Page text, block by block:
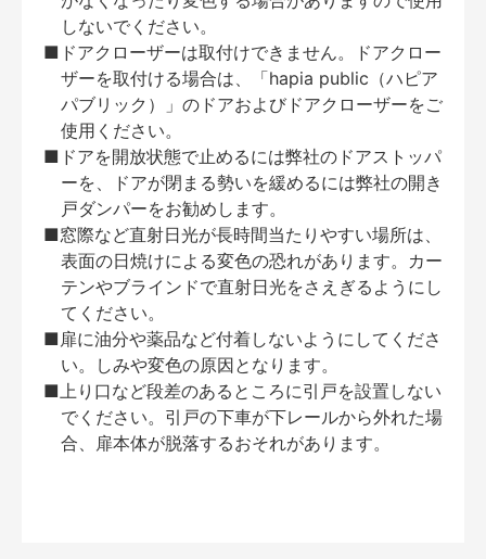
しないでください。
■ドアクローザーは取付けできません。ドアクロー
ザーを取付ける場合は、「hapia public（ハピア
パブリック）」のドアおよびドアクローザーをご
使用ください。
■ドアを開放状態で止めるには弊社のドアストッパ
ーを、ドアが閉まる勢いを緩めるには弊社の開き
戸ダンパーをお勧めします。
■窓際など直射日光が長時間当たりやすい場所は、
表面の日焼けによる変色の恐れがあります。カー
テンやブラインドで直射日光をさえぎるようにし
てください。
■扉に油分や薬品など付着しないようにしてくださ
い。しみや変色の原因となります。
■上り口など段差のあるところに引戸を設置しない
でください。引戸の下車が下レールから外れた場
合、扉本体が脱落するおそれがあります。